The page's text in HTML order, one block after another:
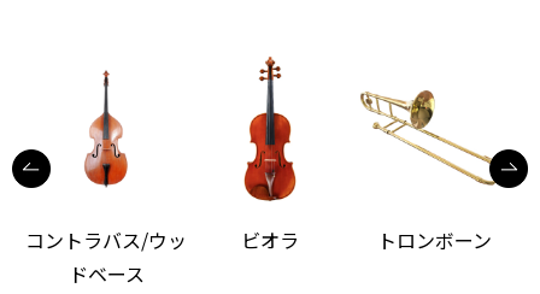
コントラバス/ウッ
ドベース
ビオラ トロンボーン